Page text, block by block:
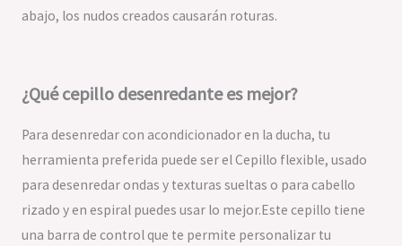
abajo, los nudos creados causarán roturas.
¿Qué cepillo desenredante es mejor?
Para desenredar con acondicionador en la ducha, tu
herramienta preferida puede ser el Cepillo flexible, usado
para desenredar ondas y texturas sueltas o para cabello
rizado y en espiral puedes usar lo mejor.Este cepillo tiene
una barra de control que te permite personalizar tu